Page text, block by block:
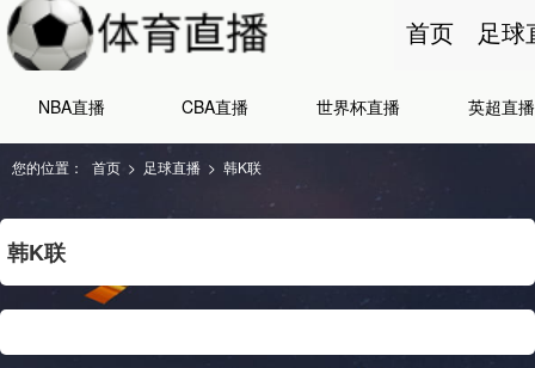
首页 足球
NBA直播 CBA直播 世界杯直播 英超直播
您的位置： 首页 > 足球直播 > 韩K联
韩K联